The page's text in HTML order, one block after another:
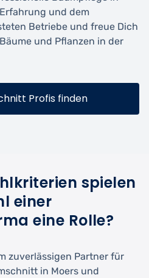
und dem
Betriebe und freue Dich
und Pflanzen in der
Profis finden
spielen
einer
eine Rolle?
zuverlässigen Partner für
in Moers und